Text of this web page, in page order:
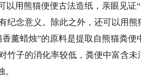
用熊猫便便古法造纸，亲眼见证“
纪念意义。除此之外，还可以用熊
薰蜡烛”的原料是提取自熊猫粪便
竹子的消化率较低，粪便中富含未